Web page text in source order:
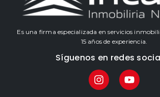
Es una firma especializada en servicios
15 años de experiencia.
Síguenos en redes